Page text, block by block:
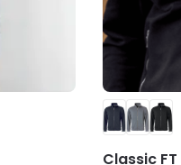
Classic